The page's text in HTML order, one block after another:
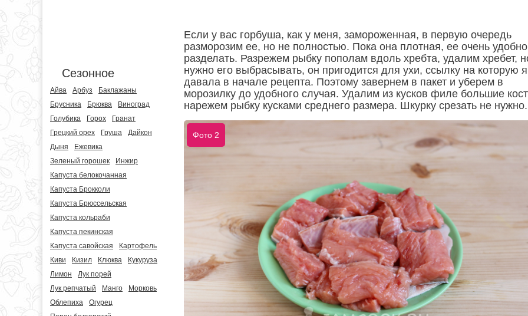
Сезонное
Айва Арбуз
Баклажаны
Брусника
Брюква
Виноград
Голубика
Горох
Гранат
Грецкий орех
Груша
Дайкон
Дыня
Ежевика
Зеленый горошек
Инжир
Капуста белокочанная
Капуста Брокколи
Капуста Брюссельская
Капуста кольраби
Капуста пекинская
Капуста савойская
Картофель
Киви
Кизил Клюква
Кукуруза
Лимон
Лук порей
Лук репчатый
Манго
Морковь
Облепиха
Огурец
Если у вас горбуша, как у меня, замороженная, в первую очередь
разморозим ее, но не полностью. Пока она плотная, ее очень удобно
разделать. Разрежем рыбку пополам вдоль хребта, удалим хребет,
нужно его выбрасывать, он пригодится для ухи, ссылку на которую я
давала в начале рецепта. Поэтому завернем в пакет и уберем в
морозилку до удобного случая. Удалим из кусков филе большие
нарежем рыбку кусками среднего размера. Шкурку срезать не нужно.
Фото 2